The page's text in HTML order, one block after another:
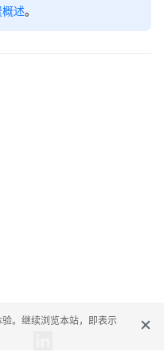
述。
。继续浏览本站，即表示